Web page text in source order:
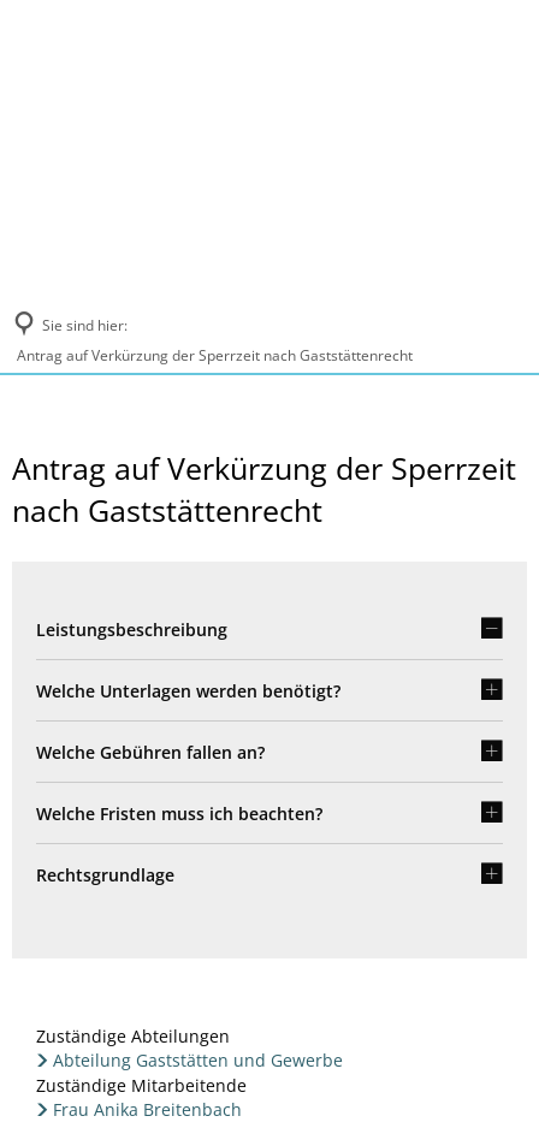
Sie sind hier:
Antrag auf Verkürzung der Sperrzeit nach Gaststättenrecht
Antrag auf Verkürzung der Sperrzeit
nach Gaststättenrecht
Leistungsbeschreibung
Welche Unterlagen werden benötigt?
Welche Gebühren fallen an?
Welche Fristen muss ich beachten?
Rechtsgrundlage
Zuständige Abteilungen
Abteilung Gaststätten und Gewerbe
Zuständige Mitarbeitende
Frau Anika Breitenbach